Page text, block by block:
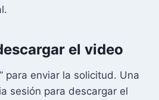
el video
para enviar la solicitud. Una
sesión para descargar el